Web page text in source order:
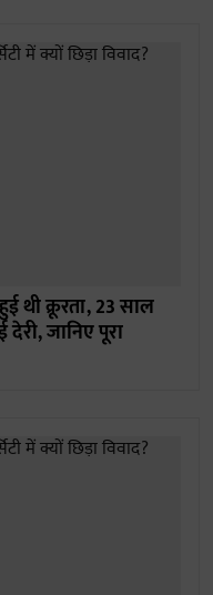
थी क्रूरता, 23 साल
जानिए पूरा